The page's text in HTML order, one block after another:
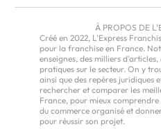
À PROPOS DE
Créé en 2022, L'Express
pour la franchise en France.
enseignes, des milliers
pratiques sur le secteur. On y
ainsi que des repères juridiques
rechercher et comparer les
France, pour mieux
du commerce organisé et
pour réussir son projet.